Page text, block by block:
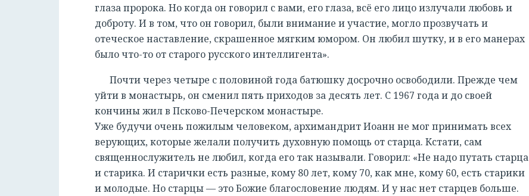
глаза пророка. Но когда он говорил с вами, его глаза, всё его лицо излучали любовь и
доброту. И в том, что он говорил, были внимание и участие, могло прозвучать и
отеческое наставление, скрашенное мягким юмором. Он любил шутку, и в его манерах
было что-то от старого русского интеллигента».
Почти через четыре с половиной года батюшку досрочно освободили. Прежде чем
уйти в монастырь, он сменил пять приходов за десять лет. С 1967 года и до своей
кончины жил в Псково-Печерском монастыре.
Уже будучи очень пожилым человеком, архимандрит Иоанн не мог принимать всех
верующих, которые желали получить духовную помощь от старца. Кстати, сам
священнослужитель не любил, когда его так называли. Говорил: «Не надо путать старца
и старика. И старички есть разные, кому 80 лет, кому 70, как мне, кому 60, есть старики
и молодые. Но старцы — это Божие благословение людям. И у нас нет старцев больше.